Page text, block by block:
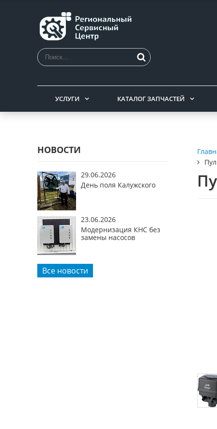
УСЛУГИ КАТАЛОГ ЗАПЧАСТЕЙ
НОВОСТИ
29.06.2026
День поля Калужского
23.06.2026
Модернизация КНС без
замены насосов
Все новости